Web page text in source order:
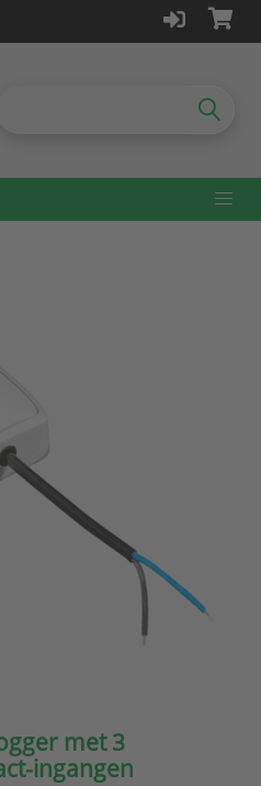
met 3
ingangen